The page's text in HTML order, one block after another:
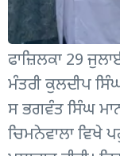
ਫਾਜ਼ਿਲਕਾ 29
ਮੰਤਰੀ ਕੁਲਦੀਪ
ਸ ਭਗਵੰਤ ਸਿੰਘ
ਚਿਮਨੇਵਾਲਾ